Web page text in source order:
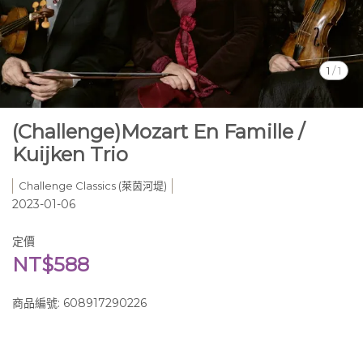
1 /1
(Challenge)Mozart En Famille /
Kuijken Trio
Challenge Classics (萊茵河堤)
2023-01-06
定價
NT$588
商品編號: 608917290226